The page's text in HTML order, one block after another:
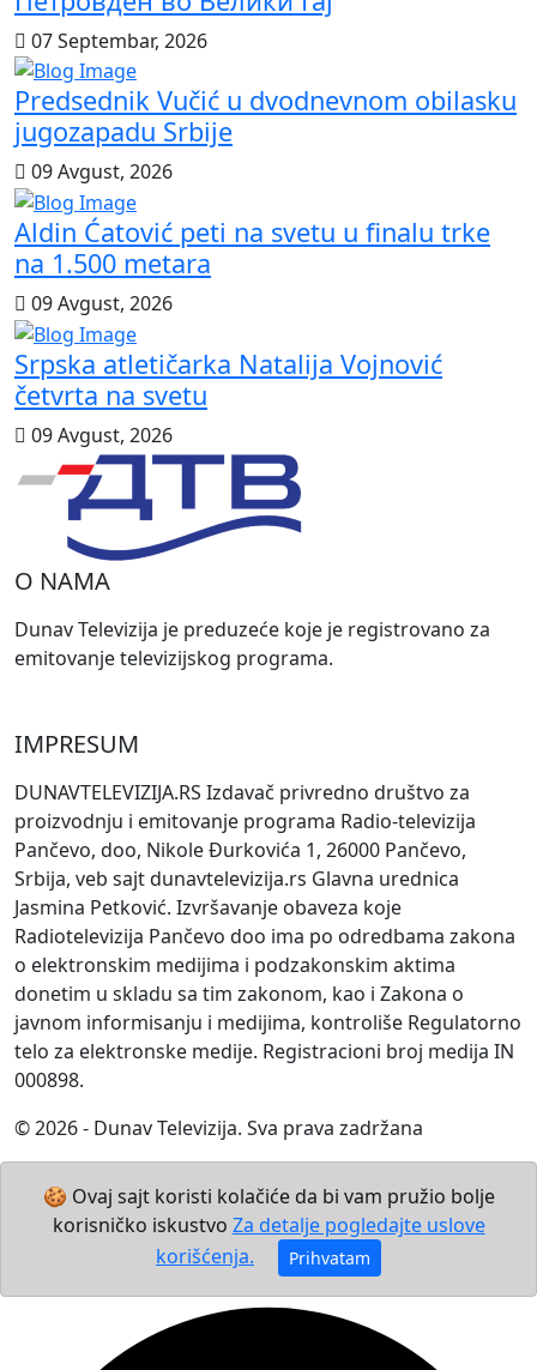
07 Septembar, 2026
Predsednik Vučić u dvodnevnom obilasku
jugozapadu Srbije
09 Avgust, 2026
Aldin Ćatović peti na svetu u finalu trke
na 1.500 metara
09 Avgust, 2026
Srpska atletičarka Natalija Vojnović
četvrta na svetu
09 Avgust, 2026
O NAMA
Dunav Televizija je preduzeće koje je registrovano za
emitovanje televizijskog programa.
IMPRESUM
DUNAVTELEVIZIJA.RS Izdavač privredno društvo za
proizvodnju i emitovanje programa Radio-televizija
Pančevo, doo, Nikole Đurkovića 1, 26000 Pančevo,
Srbija, veb sajt dunavtelevizija.rs Glavna urednica
Jasmina Petković. Izvršavanje obaveza koje
Radiotelevizija Pančevo doo ima po odredbama zakona
o elektronskim medijima i podzakonskim aktima
donetim u skladu sa tim zakonom, kao i Zakona o
javnom informisanju i medijima, kontroliše Regulatorno
telo za elektronske medije. Registracioni broj medija IN
000898.
© 2026 - Dunav Televizija. Sva prava zadržana
🍪 Ovaj sajt koristi kolačiće da bi vam pružio bolje
korisničko iskustvo Za detalje pogledajte uslove
korišćenja.
Prihvatam